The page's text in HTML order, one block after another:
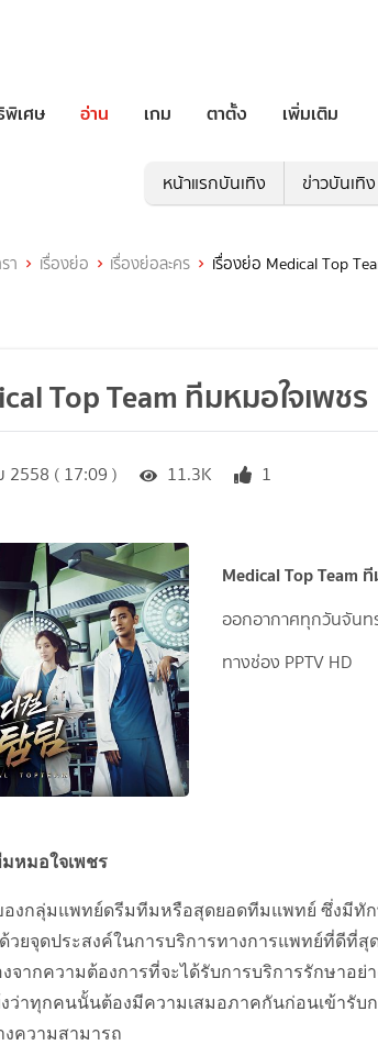
เศษ อ่าน เกม ตาตั้ง เพิ่มเติม
หน้าแรกบันเทิง ข่าวบันเทิง
า เรื่องย่อ เรื่องย่อละคร เรื่องย่อ Medical Top
Top Team ทีมหมอใจเพชร
2558 ( 17:09 ) 11.3K 1
Medical Top Team
ออกอากาศทุกวันจันท
ทางช่อง PPTV HD
หมอใจเพชร
มแพทย์ดรีมทีมหรือสุดยอดทีมแพทย์ ซึ่งมีทักษ
ยจุดประสงค์ในการบริการทางการแพทย์ที่ดีที่สุ
จากความต้องการที่จะได้รับการบริการรักษาอย่
ว่าทุกคนนั้นต้องมีความเสมอภาคกันก่อนเข้ารับ
ความสามารถ